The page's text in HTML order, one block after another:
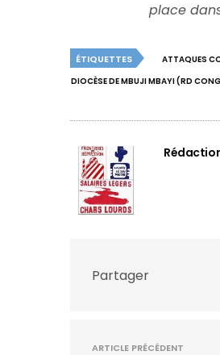
place
ÉTIQUETTES ATTAQUES
DIOCÈSE DE MBUJI MBAYI (RD
Partager
ARTICLE PRÉCÉDENT